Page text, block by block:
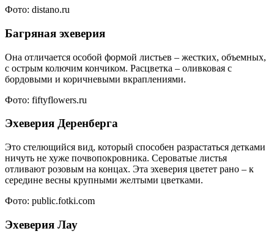
Фото: distano.ru
Багряная эхеверия
Она отличается особой формой листьев – жестких, объемных,
с острым колючим кончиком. Расцветка – оливковая с
бордовыми и коричневыми вкраплениями.
Фото: fiftyflowers.ru
Эхеверия Деренберга
Это стелющийся вид, который способен разрастаться детками
ничуть не хуже почвопокровника. Сероватые листья
отливают розовым на концах. Эта эхеверия цветет рано – к
середине весны крупными желтыми цветками.
Фото: public.fotki.com
Эхеверия Лау